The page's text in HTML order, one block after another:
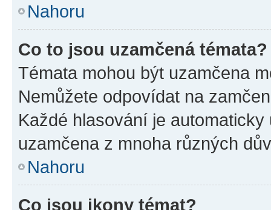
Nahoru
Co to jsou uzamčená témata?
Témata mohou být uzamčena
Nemůžete odpovídat na
Každé hlasování je
uzamčena z mnoha různých
Nahoru
Co jsou ikony témat?